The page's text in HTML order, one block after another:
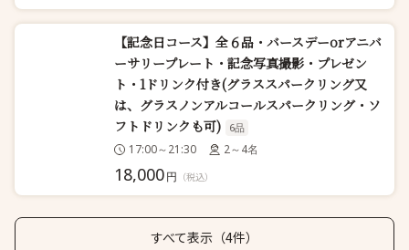
【記念日コース】全６品・バースデーorアニバ
ーサリープレート・記念写真撮影・プレゼン
ト・1ドリンク付き(グラススパークリング又
は、グラスノンアルコールスパークリング・ソ
フトドリンクも可)
6品
17:00～21:30 2～4名
18,000円 （税込）
すべて表示（4件）